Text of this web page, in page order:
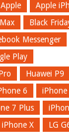
Apple
Apple
Black
Messenger
Play
Huawei P9
6
iPhone
7 Plus
iPhone X
LG